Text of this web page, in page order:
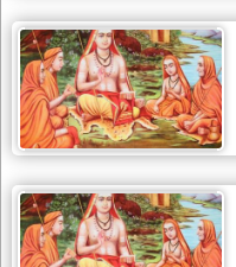
khatu
shaym
bhajans
रानी
सती
दादी
rani
sati
dadi
bhajans